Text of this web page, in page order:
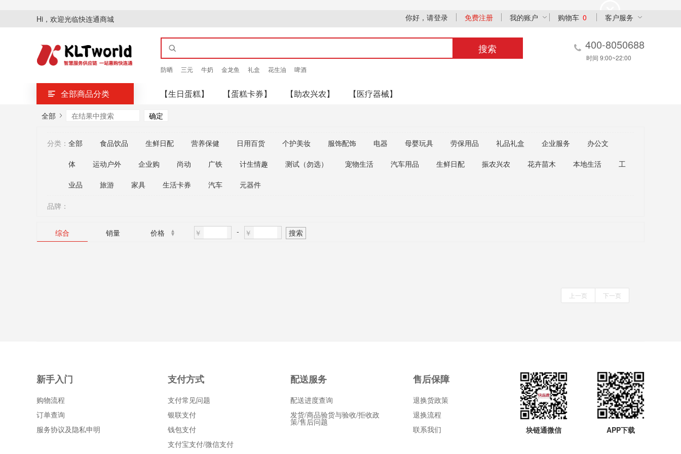
Hi，欢迎光临快连通商城 你好，请登录 免费注册 我的账户 购物车 0 客户服务
搜索
防晒 三元 牛奶 金龙鱼 礼盒 花生油 啤酒
400-8050688
时间 9:00~22:00
全部商品分类 【生日蛋糕】 【蛋糕卡券】 【助农兴农】 【医疗器械】
全部
分类： 全部 食品饮品 生鲜日配 营养保健 日用百货 个护美妆 服饰配饰 电器 母婴玩具 劳保用品 礼品礼盒 企业服务 办公文
体 运动户外 企业购 尚动 广铁 计生情趣 测试（勿选） 宠物生活 汽车用品 生鲜日配 振农兴农 花卉苗木 本地生活 工
业品 旅游 家具 生活卡券 汽车 元器件
品牌：
综合 销量 价格 ￥ - ￥ 搜索
上一页 下一页
新手入门
购物流程
订单查询
服务协议及隐私申明
支付方式
支付常见问题
银联支付
钱包支付
支付宝支付/微信支付
配送服务
配送进度查询
发货/商品验货与验收/拒收政
策/售后问题
售后保障
退换货政策
退换流程
联系我们
APP下载
块链通微信